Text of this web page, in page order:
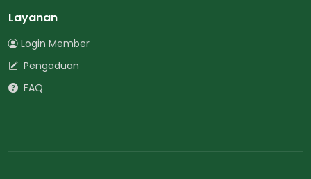
Layanan
Login Member
Pengaduan
FAQ